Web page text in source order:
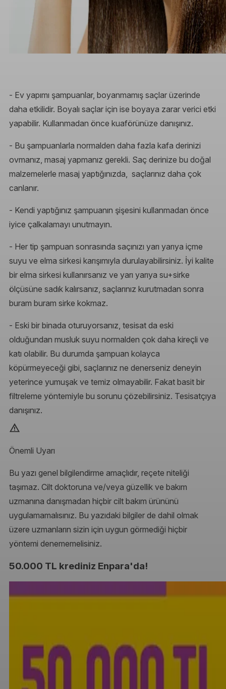
- Ev yapımı şampuanlar, boyanmamış saçlar üzerinde
daha etkilidir. Boyalı saçlar için ise boyaya zarar verici etki
yapabilir. Kullanmadan önce kuaförünüze danışınız.
- Bu şampuanlarla normalden daha fazla kafa derinizi
ovmanız, masaj yapmanız gerekli. Saç derinize bu doğal
malzemelerle masaj yaptığınızda, saçlarınız daha çok
canlanır.
- Kendi yaptığınız şampuanın şişesini kullanmadan önce
iyice çalkalamayı unutmayın.
- Her tip şampuan sonrasında saçınızı yarı yarıya içme
suyu ve elma sirkesi karışımıyla durulayabilirsiniz. İyi kalite
bir elma sirkesi kullanırsanız ve yarı yarıya su+sirke
ölçüsüne sadık kalırsanız, saçlarınız kurutmadan sonra
buram buram sirke kokmaz.
- Eski bir binada oturuyorsanız, tesisat da eski
olduğundan musluk suyu normalden çok daha kireçli ve
katı olabilir. Bu durumda şampuan kolayca
köpürmeyeceği gibi, saçlarınız ne denerseniz deneyin
yeterince yumuşak ve temiz olmayabilir. Fakat basit bir
filtreleme yöntemiyle bu sorunu çözebilirsiniz. Tesisatçıya
danışınız.
Önemli Uyarı
Bu yazı genel bilgilendirme amaçlıdır, reçete niteliği
taşımaz. Cilt doktoruna ve/veya güzellik ve bakım
uzmanına danışmadan hiçbir cilt bakım ürününü
uygulamamalısınız. Bu yazıdaki bilgiler de dahil olmak
üzere uzmanların sizin için uygun görmediği hiçbir
yöntemi denememelisiniz.
50.000 TL krediniz Enpara'da!